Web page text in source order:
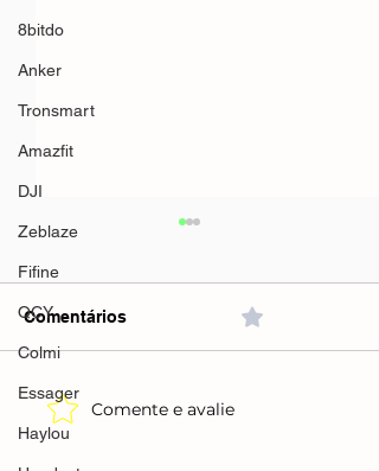
8bitdo
Anker
Tronsmart
Amazfit
DJI
Zeblaze
Fifine
QCY
Colmi
Essager
Haylou
Filtro De Linha + Dps
Iclamper 8 Tomadas Lcf
Comentários
Comente e avalie